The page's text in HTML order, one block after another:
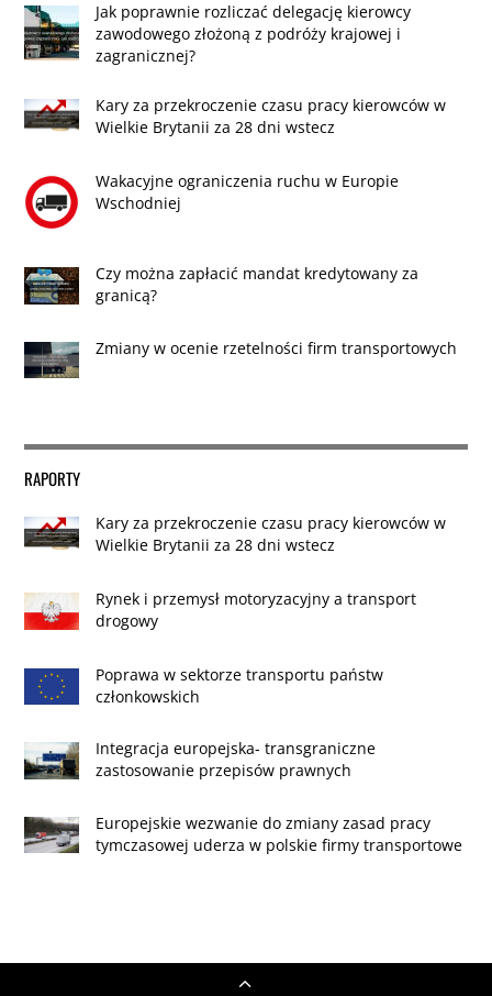
Jak poprawnie rozliczać delegację kierowcy
zawodowego złożoną z podróży krajowej i
zagranicznej?
Kary za przekroczenie czasu pracy kierowców w
Wielkie Brytanii za 28 dni wstecz
Wakacyjne ograniczenia ruchu w Europie
Wschodniej
Czy można zapłacić mandat kredytowany za
granicą?
Zmiany w ocenie rzetelności firm transportowych
RAPORTY
Kary za przekroczenie czasu pracy kierowców w
Wielkie Brytanii za 28 dni wstecz
Rynek i przemysł motoryzacyjny a transport
drogowy
Poprawa w sektorze transportu państw
członkowskich
Integracja europejska- transgraniczne
zastosowanie przepisów prawnych
Europejskie wezwanie do zmiany zasad pracy
tymczasowej uderza w polskie firmy transportowe